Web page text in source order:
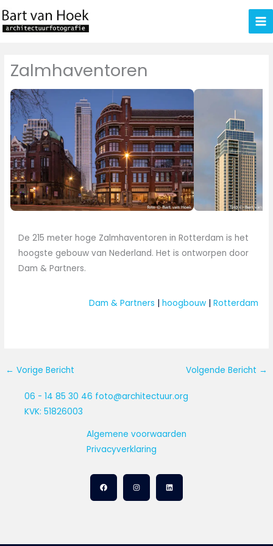
Ga
naar
Zalmhaventoren
De 215 meter hoge Zalmhaventoren in Rotterdam is het
hoogste gebouw van Nederland. Het is ontworpen door
Dam & Partners.
Dam & Partners | hoogbouw | Rotterdam
← Vorige Bericht Volgende Bericht →
06 - 14 85 30 46 foto@architectuur.org
KVK: 51826003
Algemene voorwaarden
Privacyverklaring